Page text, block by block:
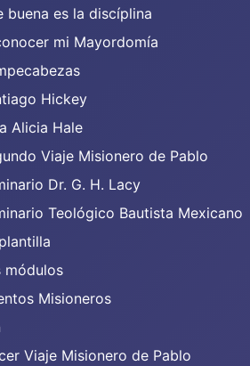
buena es la discíplina
mi Mayordomía
Hickey
Alicia Hale
Viaje Misionero de Pablo
Dr. G. H. Lacy
Teológico Bautista Mexicano
módulos
Misioneros
Viaje Misionero de Pablo